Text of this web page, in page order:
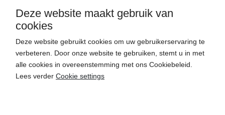
072-5110464
henk@bouwbedrijfmeijerhof.nl
Deze website maakt gebruik van
cookies
Deze website gebruikt cookies om uw gebruikerservaring te
verbeteren. Door onze website te gebruiken, stemt u in met
alle cookies in overeenstemming met ons Cookiebeleid.
Lees verder Cookie settings